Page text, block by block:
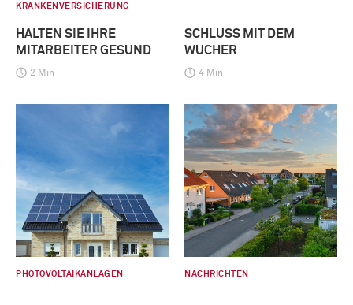
KRANKENVERSICHERUNG
HALTEN SIE IHRE
MITARBEITER GESUND
2 Min
SCHLUSS MIT DEM
WUCHER
4 Min
PHOTOVOLTAIKANLAGEN NACHRICHTEN